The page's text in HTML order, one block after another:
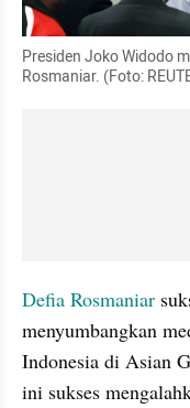
Presiden Joko Widodo
Rosmaniar. (Foto:
Defia Rosmaniar
menyumbangkan
Indonesia di Asian
ini sukses